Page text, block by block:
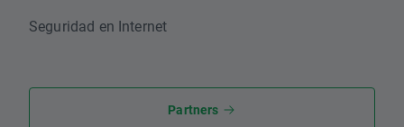
Seguridad en Internet
Partners